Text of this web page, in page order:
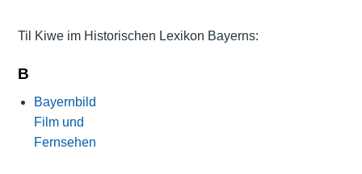
Til Kiwe im Historischen Lexikon Bayerns:
B
Bayernbild
Film und
Fernsehen